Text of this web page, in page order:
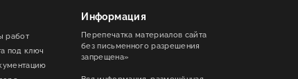
работ
под ключ
Информация
Перепечатка материалов сайта
без письменного разрешения
запрещена»